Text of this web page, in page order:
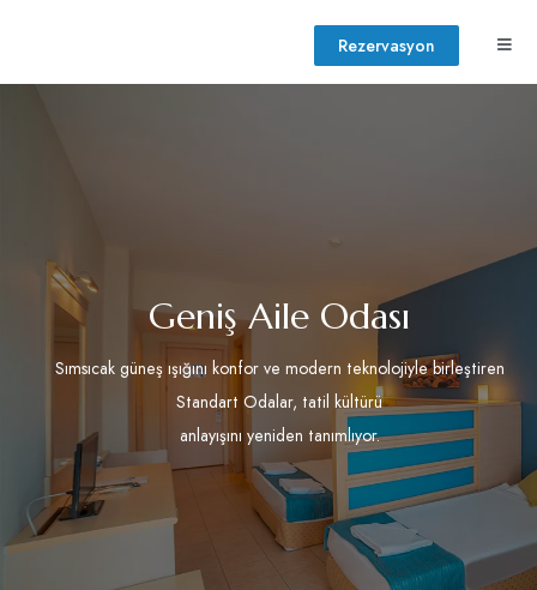
Rezervasyon
Geniş Aile Odası
Sımsıcak güneş ışığını konfor ve modern teknolojiyle birleştiren
Standart Odalar, tatil kültürü
anlayışını yeniden tanımlıyor.